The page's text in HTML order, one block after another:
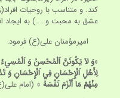
کند. و متناسب با روحیات
عشق به محبت و…..) به ایجاد
امیرمؤمنان علی(ع) فرمود:
«وَ لاَ يَكُونَنَّ اَلْمُحْسِنُ وَ
لِأَهْلِ اَلْإِحْسَانِ فِي اَلْإِحْسَانِ وَ
مِنْهُمْ مَا أَلْزَمَ نَفْسَهُ» (امام علی(ع)، 1379، نامه53، بند